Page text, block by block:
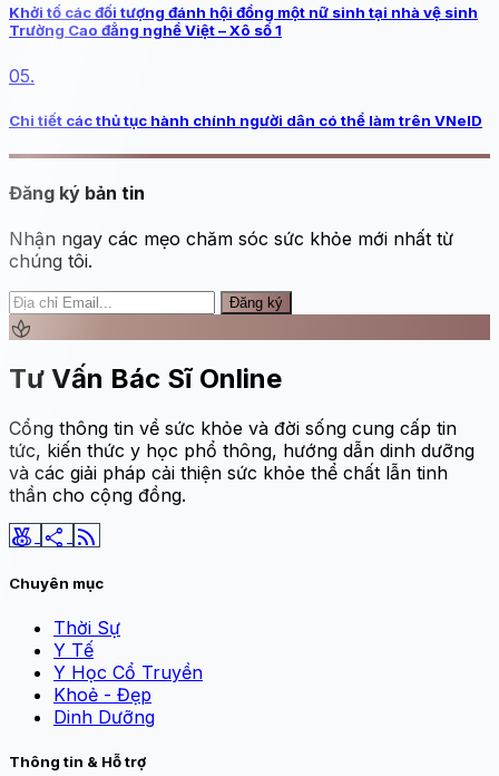
Khởi tố các đối tượng đánh hội đồng một nữ sinh tại nhà vệ sinh
Trường Cao đẳng nghề Việt – Xô số 1
05.
Chi tiết các thủ tục hành chính người dân có thể làm trên VNeID
Đăng ký bản tin
Nhận ngay các mẹo chăm sóc sức khỏe mới nhất từ
chúng tôi.
Đăng ký
spa
Tư Vấn Bác Sĩ Online
Cổng thông tin về sức khỏe và đời sống cung cấp tin
tức, kiến thức y học phổ thông, hướng dẫn dinh dưỡng
và các giải pháp cải thiện sức khỏe thể chất lẫn tinh
thần cho cộng đồng.
social_leaderboard share rss_feed
Chuyên mục
Thời Sự
Y Tế
Y Học Cổ Truyền
Khoẻ - Đẹp
Dinh Dưỡng
Thông tin & Hỗ trợ